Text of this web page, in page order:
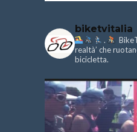
biketvitalia
.
realtà’ che
bicicletta.